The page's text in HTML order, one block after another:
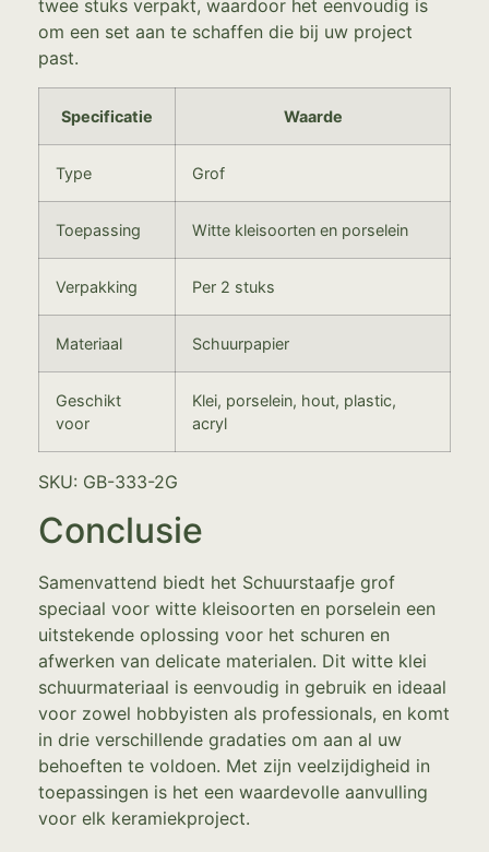
twee stuks verpakt, waardoor het eenvoudig is
om een set aan te schaffen die bij uw project
past.
Specificatie Waarde
Type Grof
Toepassing Witte kleisoorten en porselein
Verpakking Per 2 stuks
Materiaal Schuurpapier
Geschikt
voor
Klei, porselein, hout, plastic,
acryl
SKU: GB-333-2G
Conclusie
Samenvattend biedt het Schuurstaafje grof
speciaal voor witte kleisoorten en porselein een
uitstekende oplossing voor het schuren en
afwerken van delicate materialen. Dit witte klei
schuurmateriaal is eenvoudig in gebruik en ideaal
voor zowel hobbyisten als professionals, en komt
in drie verschillende gradaties om aan al uw
behoeften te voldoen. Met zijn veelzijdigheid in
toepassingen is het een waardevolle aanvulling
voor elk keramiekproject.